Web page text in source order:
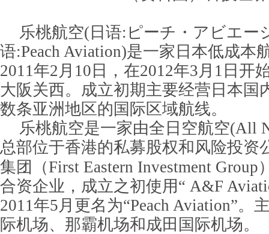
乐桃航空(日语:ピーチ・アビエー
语:Peach Aviation)是一家日本低成本
2011年2月10日，在2012年3月1日开
大阪关西。 成立初期主要经营日本国
数条亚洲地区的国际区域航线。
乐桃航空是一家由全日空航空(All
总部位于香港的私募股权和风险投资
集团（First Eastern Investment
合资企业，成立之初使用“ A&F
2011年5月更名为“Peach Aviation”。
际机场、那霸机场和成田国际机场。